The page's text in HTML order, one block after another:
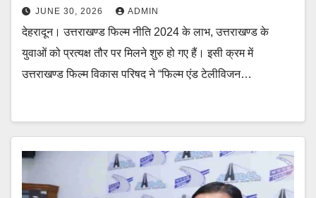
JUNE 30, 2026 ADMIN
देहरादून। उत्तराखण्ड फिल्म नीति 2024 के लाभ, उत्तराखण्ड के
युवाओं को प्रत्यक्ष तौर पर मिलने शुरु हो गए हैं। इसी क्रम में
उत्तराखण्ड फिल्म विकास परिषद ने “फिल्म एंड टेलीविजन…